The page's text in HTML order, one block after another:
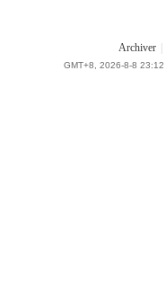
Archiver
GMT+8, 2026-8-8 23:12